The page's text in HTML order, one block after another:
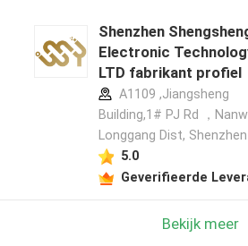
Shenzhen
Electronic
LTD fabrikant profiel
A1109 ,Jiangsheng
Building,1# PJ Rd ，
Longgang Dist,
5.0
Geverifieerde
Bekijk meer